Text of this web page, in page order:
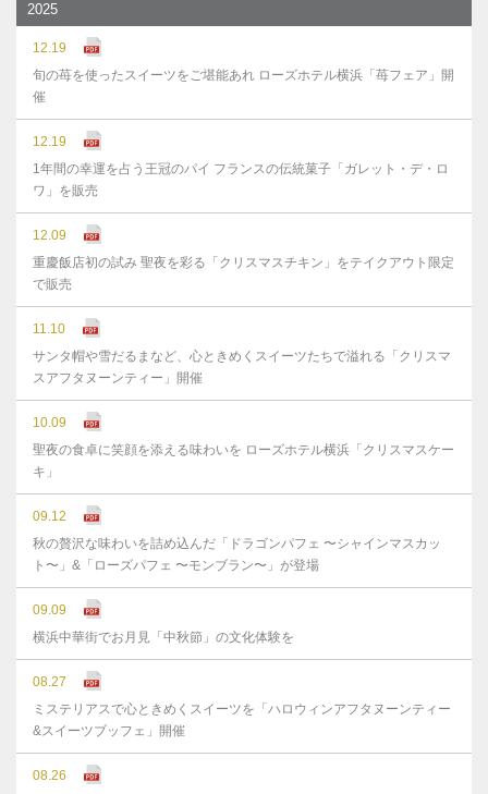
2025
12.19
旬の苺を使ったスイーツをご堪能あれ ローズホテル横浜「苺フェア」開
催
12.19
1年間の幸運を占う王冠のパイ フランスの伝統菓子「ガレット・デ・ロ
ワ」を販売
12.09
重慶飯店初の試み 聖夜を彩る「クリスマスチキン」をテイクアウト限定
で販売
11.10
サンタ帽や雪だるまなど、心ときめくスイーツたちで溢れる「クリスマ
スアフタヌーンティー」開催
10.09
聖夜の食卓に笑顔を添える味わいを ローズホテル横浜「クリスマスケー
キ」
09.12
秋の贅沢な味わいを詰め込んだ「ドラゴンパフェ 〜シャインマスカッ
ト〜」&「ローズパフェ 〜モンブラン〜」が登場
09.09
横浜中華街でお月見「中秋節」の文化体験を
08.27
ミステリアスで心ときめくスイーツを「ハロウィンアフタヌーンティー
&スイーツブッフェ」開催
08.26